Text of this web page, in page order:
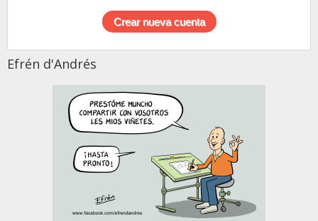
Efrén d'Andrés